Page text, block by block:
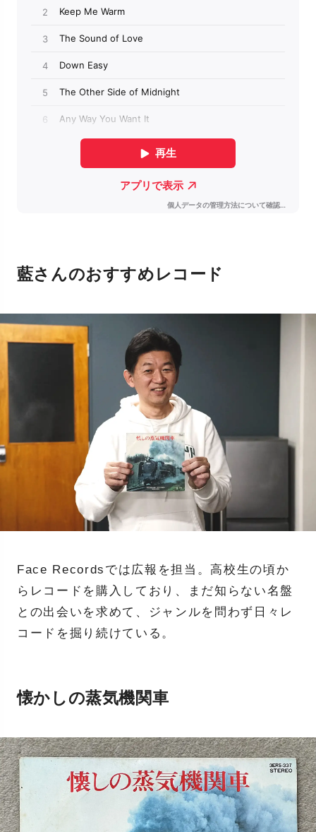
藍さんのおすすめレコード
Face Recordsでは広報を担当。高校生の頃か
らレコードを購入しており、まだ知らない名盤
との出会いを求めて、ジャンルを問わず日々レ
コードを掘り続けている。
懐かしの蒸気機関車